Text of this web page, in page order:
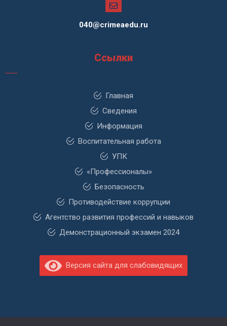
040@crimeaedu.ru
Ссылки
Главная
Сведения
Информация
Воспитательная работа
УПК
«Профессионалы»
Безопасность
Противодействие коррупции
Агентство развития профессий и навыков
Демонстрационный экзамен 2024
Версия сайта для слабовидящих